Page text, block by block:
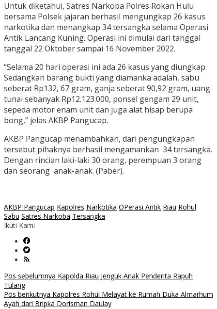
Untuk diketahui, Satres Narkoba Polres Rokan Hulu
bersama Polsek jajaran berhasil mengungkap 26 kasus
narkotika dan menangkap 34 tersangka selama Operasi
Antik Lancang Kuning. Operasi ini dimulai dari tanggal
tanggal 22 Oktober sampai 16 November 2022.
“Selama 20 hari operasi ini ada 26 kasus yang diungkap.
Sedangkan barang bukti yang diamanka adalah, sabu
seberat Rp132, 67 gram, ganja seberat 90,92 gram, uang
tunai sebanyak Rp12.123.000, ponsel gengam 29 unit,
sepeda motor enam unit dan juga alat hisap berupa
bong,” jelas AKBP Pangucap.
AKBP Pangucap menambahkan, dari pengungkapan
tersebut pihaknya berhasil mengamankan 34 tersangka.
Dengan rincian laki-laki 30 orang, perempuan 3 orang
dan seorang anak-anak. (Paber).
AKBP Pangucap Kapolres Narkotika OPerasi Antik Riau Rohul
Sabu Satres Narkoba Tersangka
Ikuti Kami
Navigasi
pos
Pos sebelumnya Kapolda Riau Jenguk Anak Penderita Rapuh
Tulang
Pos berikutnya Kapolres Rohul Melayat ke Rumah Duka Almarhum
Ayah dari Bripka Dorisman Daulay